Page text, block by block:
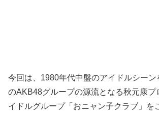
今回は、1980年代中盤のアイドルシーン
のAKB48グループの源流となる秋元康プ
イドルグループ「おニャン子クラブ」を